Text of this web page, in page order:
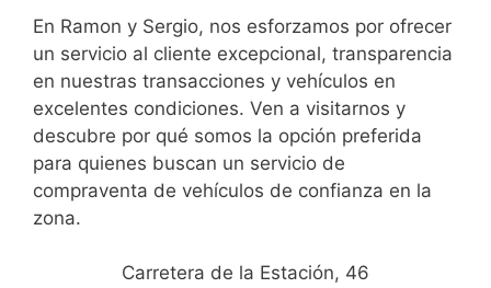
En Ramon y Sergio, nos esforzamos por ofrecer
un servicio al cliente excepcional, transparencia
en nuestras transacciones y vehículos en
excelentes condiciones. Ven a visitarnos y
descubre por qué somos la opción preferida
para quienes buscan un servicio de
compraventa de vehículos de confianza en la
zona.
Carretera de la Estación, 46